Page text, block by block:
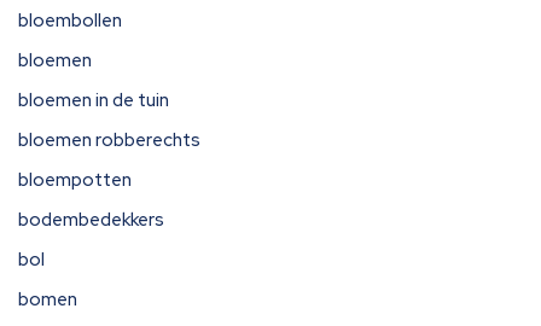
bloembollen
bloemen
bloemen in de tuin
bloemen robberechts
bloempotten
bodembedekkers
bol
bomen